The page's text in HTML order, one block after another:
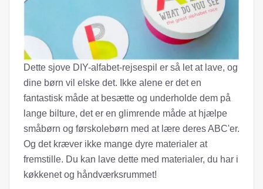
Dette sjove DIY-alfabet-rejsespil er så let at lave, og
dine børn vil elske det. Ikke alene er det en
fantastisk måde at besætte og underholde dem på
lange bilture, det er en glimrende måde at hjælpe
småbørn og førskolebørn med at lære deres ABC'er.
Og det kræver ikke mange dyre materialer at
fremstille. Du kan lave dette med materialer, du har i
køkkenet og håndværksrummet!